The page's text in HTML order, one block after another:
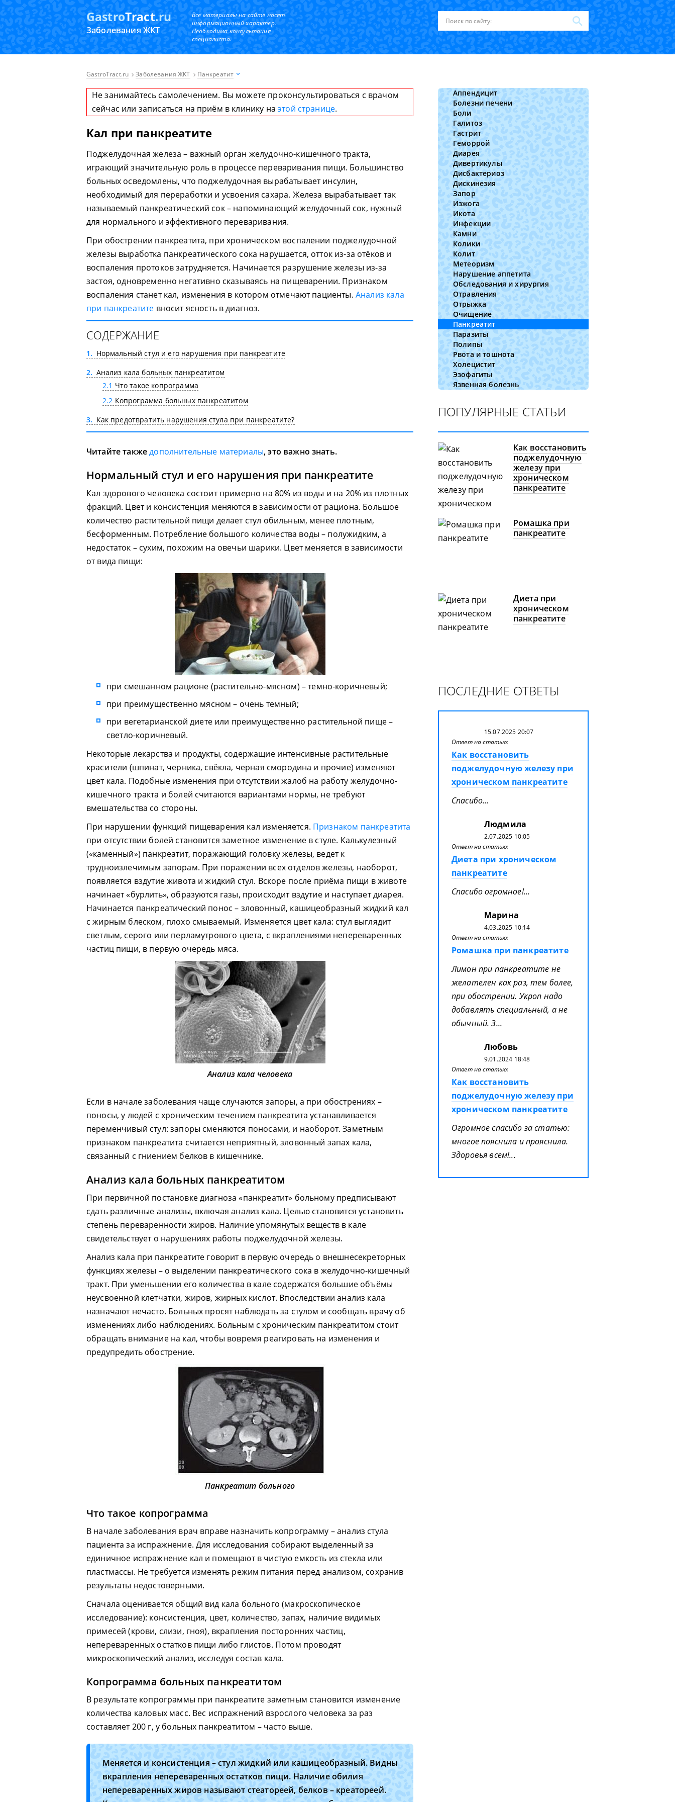
GastroTract.ru
Заболевания ЖКТ
Все материалы на сайте носят
информационный характер.
Необходима консультация
специалиста.
GastroTract.ru Заболевания ЖКТ Панкреатит
Не занимайтесь самолечением. Вы можете проконсультироваться с врачом
сейчас или записаться на приём в клинику наэтой странице.
Кал при панкреатите
Поджелудочная железа – важный орган желудочно-кишечного тракта,
играющий значительную роль в процессе переваривания пищи. Большинство
больных осведомлены, что поджелудочная вырабатывает инсулин,
необходимый для переработки и усвоения сахара. Железа вырабатывает так
называемый панкреатический сок – напоминающий желудочный сок, нужный
для нормального и эффективного переваривания.
При обострении панкреатита, при хроническом воспалении поджелудочной
железы выработка панкреатического сока нарушается, отток из-за отёков и
воспаления протоков затрудняется. Начинается разрушение железы из-за
застоя, одновременно негативно сказываясь на пищеварении. Признаком
воспаления станет кал, изменения в котором отмечают пациенты. Анализ кала
при панкреатите вносит ясность в диагноз.
СОДЕРЖАНИЕ
1
Нормальный стул и его нарушения при панкреатите
2
Анализ кала больных панкреатитом
2.1 Что такое копрограмма
2.2 Копрограмма больных панкреатитом
3
Как предотвратить нарушения стула при панкреатите?
Читайте такжедополнительные материалы, это важно знать.
Нормальный стул и его нарушения при панкреатите
Кал здорового человека состоит примерно на 80% из воды и на 20% из плотных
фракций. Цвет и консистенция меняются в зависимости от рациона. Большое
количество растительной пищи делает стул обильным, менее плотным,
бесформенным. Потребление большого количества воды – полужидким, а
недостаток – сухим, похожим на овечьи шарики. Цвет меняется в зависимости
от вида пищи:
при смешанном рационе (растительно-мясном) – темно-коричневый;
при преимущественно мясном – очень темный;
при вегетарианской диете или преимущественно растительной пище –
светло-коричневый.
Некоторые лекарства и продукты, содержащие интенсивные растительные
красители (шпинат, черника, свёкла, черная смородина и прочие) изменяют
цвет кала. Подобные изменения при отсутствии жалоб на работу желудочно-
кишечного тракта и болей считаются вариантами нормы, не требуют
вмешательства со стороны.
При нарушении функций пищеварения кал изменяется. Признаком панкреатита
при отсутствии болей становится заметное изменение в стуле. Калькулезный
(«каменный») панкреатит, поражающий головку железы, ведет к
трудноизлечимым запорам. При поражении всех отделов железы, наоборот,
появляется вздутие живота и жидкий стул. Вскоре после приёма пищи в животе
начинает «бурлить», образуются газы, происходит вздутие и наступает диарея.
Начинается панкреатический понос – зловонный, кашицеобразный жидкий кал
с жирным блеском, плохо смываемый. Изменяется цвет кала: стул выглядит
светлым, серого или перламутрового цвета, с вкраплениями непереваренных
частиц пищи, в первую очередь мяса.
Анализ кала человека
Если в начале заболевания чаще случаются запоры, а при обострениях –
поносы, у людей с хроническим течением панкреатита устанавливается
переменчивый стул: запоры сменяются поносами, и наоборот. Заметным
признаком панкреатита считается неприятный, зловонный запах кала,
связанный с гниением белков в кишечнике.
Анализ кала больных панкреатитом
При первичной постановке диагноза «панкреатит» больному предписывают
сдать различные анализы, включая анализ кала. Целью становится установить
степень переваренности жиров. Наличие упомянутых веществ в кале
свидетельствует о нарушениях работы поджелудочной железы.
Анализ кала при панкреатите говорит в первую очередь о внешнесекреторных
функциях железы – о выделении панкреатического сока в желудочно-кишечный
тракт. При уменьшении его количества в кале содержатся большие объёмы
неусвоенной клетчатки, жиров, жирных кислот. Впоследствии анализ кала
назначают нечасто. Больных просят наблюдать за стулом и сообщать врачу об
изменениях либо наблюдениях. Больным с хроническим панкреатитом стоит
обращать внимание на кал, чтобы вовремя реагировать на изменения и
предупредить обострение.
Панкреатит больного
Что такое копрограмма
В начале заболевания врач вправе назначить копрограмму – анализ стула
пациента за испражнение. Для исследования собирают выделенный за
единичное испражнение кал и помещают в чистую емкость из стекла или
пластмассы. Не требуется изменять режим питания перед анализом, сохранив
результаты недостоверными.
Сначала оценивается общий вид кала больного (макроскопическое
исследование): консистенция, цвет, количество, запах, наличие видимых
примесей (крови, слизи, гноя), вкрапления посторонних частиц,
непереваренных остатков пищи либо глистов. Потом проводят
микроскопический анализ, исследуя состав кала.
Копрограмма больных панкреатитом
В результате копрограммы при панкреатите заметным становится изменение
количества каловых масс. Вес испражнений взрослого человека за раз
составляет 200 г, у больных панкреатитом – часто выше.
Меняется и консистенция – стул жидкий или кашицеобразный. Видны
вкрапления непереваренных остатков пищи. Наличие обилия
непереваренных жиров называют стеатореей, белков – креатореей.
Аппендицит
Болезни печени
Боли
Галитоз
Гастрит
Геморрой
Диарея
Дивертикулы
Дисбактериоз
Дискинезия
Запор
Изжога
Икота
Инфекции
Камни
Колики
Колит
Метеоризм
Нарушение аппетита
Обследования и хирургия
Отравления
Отрыжка
Очищение
Панкреатит
Паразиты
Полипы
Рвота и тошнота
Холецистит
Эзофагиты
Язвенная болезнь
ПОПУЛЯРНЫЕ СТАТЬИ
Как восстановить
поджелудочную
железу при
хроническом
панкреатите
Ромашка при
панкреатите
Диета при
хроническом
панкреатите
ПОСЛЕДНИЕ ОТВЕТЫ
15.07.2025 20:07
Ответ на статью:
Как восстановить
поджелудочную железу при
хроническом панкреатите
Спасибо...
Людмила
2.07.2025 10:05
Ответ на статью:
Диета при хроническом
панкреатите
Спасибо огромное!...
Марина
4.03.2025 10:14
Ответ на статью:
Ромашка при панкреатите
Лимон при панкреатите не
желателен как раз, тем более,
при обострении. Укроп надо
добавлять специальный, а не
обычный. З...
Любовь
9.01.2024 18:48
Ответ на статью:
Как восстановить
поджелудочную железу при
хроническом панкреатите
Огромное спасибо за статью:
многое пояснила и прояснила.
Здоровья всем!...